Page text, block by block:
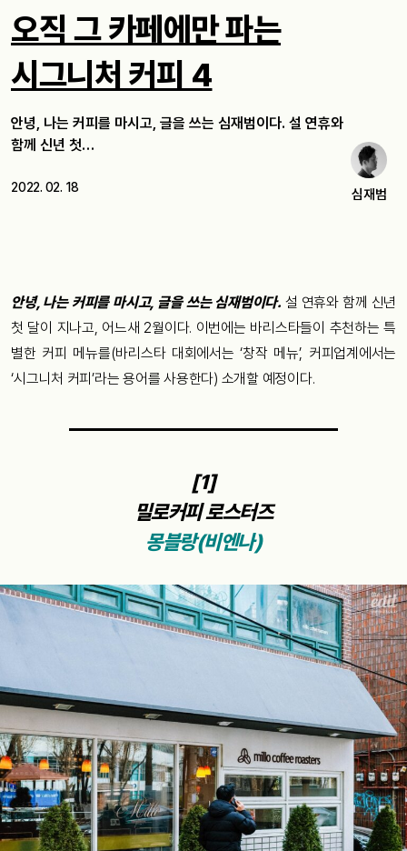
오직 그 카페에만 파는
시그니처 커피 4
안녕, 나는 커피를 마시고, 글을 쓰는 심재범이다. 설 연휴와
함께 신년 첫…
2022. 02. 18 심재범
안녕, 나는 커피를 마시고, 글을 쓰는 심재범이다. 설 연휴와 함께 신년
첫 달이 지나고, 어느새 2월이다. 이번에는 바리스타들이 추천하는 특
별한 커피 메뉴를(바리스타 대회에서는 ‘창작 메뉴’, 커피업계에서는
‘시그니처 커피’라는 용어를 사용한다) 소개할 예정이다.
[1]
밀로커피 로스터즈
몽블랑(비엔나)